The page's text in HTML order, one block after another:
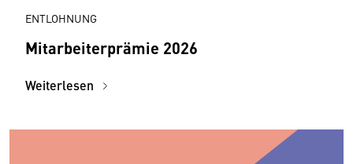
ENTLOHNUNG
Mitarbeiterprämie 2026
Weiterlesen